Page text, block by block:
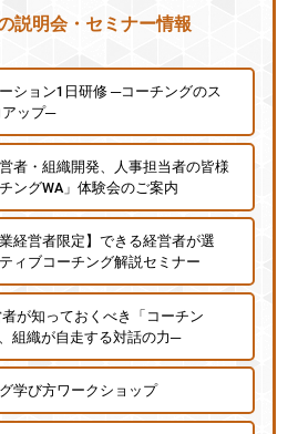
説明会・セミナー情報
ション1日研修 ─コーチングのス
アップ─
者・組織開発、人事担当者の皆様
ングWA」体験会のご案内
経営者限定】できる経営者が選
ィブコーチング解説セミナー
者が知っておくべき「コーチン
組織が自走する対話の力─
学び方ワークショップ